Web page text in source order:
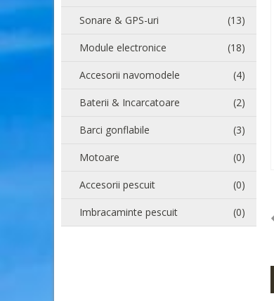
Sonare & GPS-uri (13)
Module electronice (18)
Accesorii navomodele (4)
Baterii & Incarcatoare (2)
Barci gonflabile (3)
Motoare (0)
Accesorii pescuit (0)
Imbracaminte pescuit (0)